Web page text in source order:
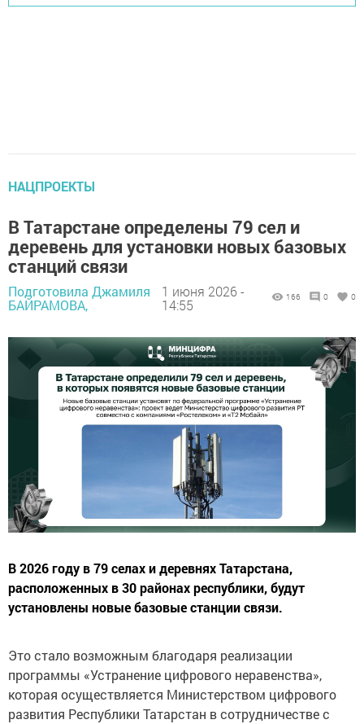
НАЦПРОЕКТЫ
В Татарстане определены 79 сел и
деревень для установки новых базовых
станций связи
Подготовила Джамиля
БАЙРАМОВА,
1 июня 2026 -
14:55
166 0 0
В 2026 году в 79 селах и деревнях Татарстана,
расположенных в 30 районах республики, будут
установлены новые базовые станции связи.
Это стало возможным благодаря реализации
программы «Устранение цифрового неравенства»,
которая осуществляется Министерством цифрового
развития Республики Татарстан в сотрудничестве с